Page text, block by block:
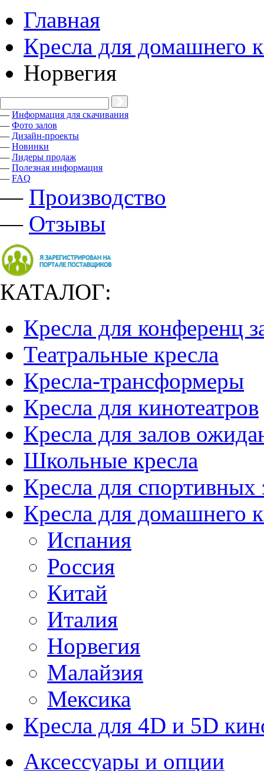
Главная
Кресла для домашнего
Норвегия
— Информация для скачивания
— Фото залов
— Дизайн-проекты
— Новинки
— Лидеры продаж
— Полезная информация
— FAQ
— Производство
— Отзывы
КАТАЛОГ:
Кресла для конференц
Театральные кресла
Кресла-трансформеры
Кресла для кинотеатров
Кресла для залов
Школьные кресла
Кресла для спортивных
Кресла для домашнего
Испания
Россия
Китай
Италия
Норвегия
Малайзия
Мексика
Кресла для 4D и 5D
Аксессуары и опции